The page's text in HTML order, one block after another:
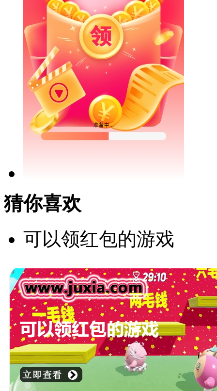
猜你喜欢
可以领红包的游戏